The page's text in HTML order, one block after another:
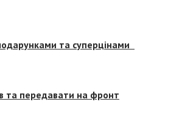
та суперцінами
та передавати на фронт